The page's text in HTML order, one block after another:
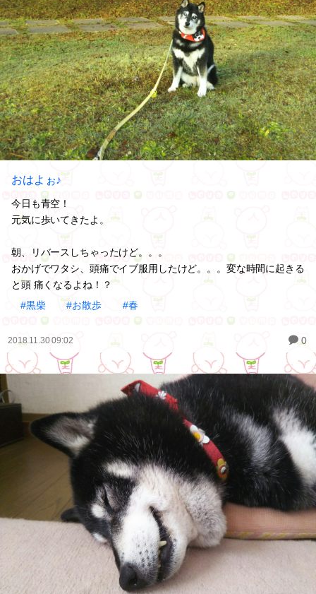
おはよぉ♪
今日も青空！
元気に歩いてきたよ。
朝、リバースしちゃったけど。。。
おかげでワタシ、頭痛でイブ服用したけど。。。変な時間に起きる
と頭 痛くなるよね！？
#黒柴
#お散歩 #春
2018.11.30 09:02 0